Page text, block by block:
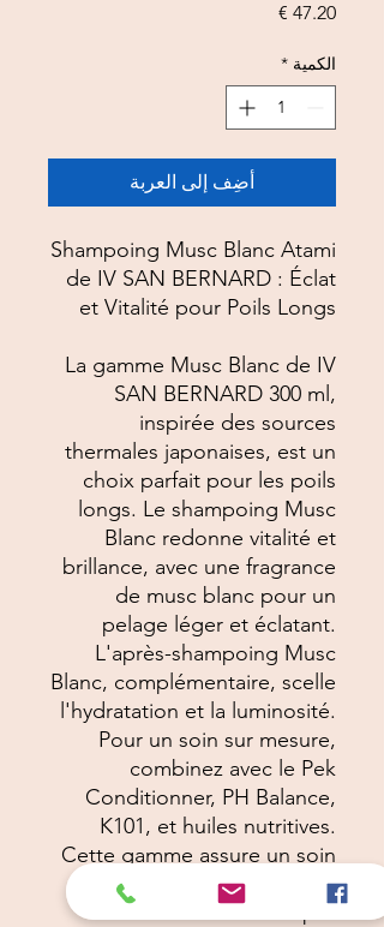
السعر
الكمية *
أضِف إلى العربة
Shampoing Musc Blanc Atami
de IV SAN BERNARD : Éclat
et Vitalité pour Poils Longs
La gamme Musc Blanc de IV
SAN BERNARD 300 ml,
inspirée des sources
thermales japonaises, est un
choix parfait pour les poils
longs. Le shampoing Musc
Blanc redonne vitalité et
brillance, avec une fragrance
de musc blanc pour un
pelage léger et éclatant.
L'après-shampoing Musc
Blanc, complémentaire, scelle
l'hydratation et la luminosité.
Pour un soin sur mesure,
combinez avec le Pek
Conditionner, PH Balance,
K101, et huiles nutritives.
Cette gamme assure un soin
luxueux et profond, digne
des meilleurs spas.